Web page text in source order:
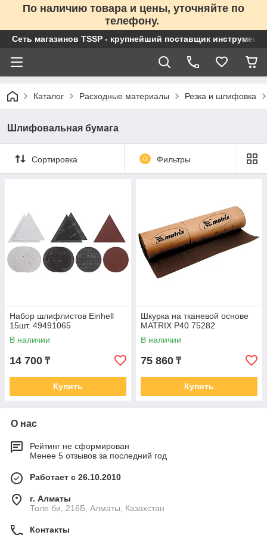
По наличию товара и цены, уточняйте по
телефону.
Сеть магазинов TSSP - крупнейший поставщик
Каталог Расходные материалы Резка и шлифовка
Шлифовальная бумага
Сортировка 0 Фильтры
Набор шлифлистов Einhell
15шт. 49491065
В наличии
14 700 ₸
Купить
Шкурка на тканевой основе
MATRIX P40 75282
В наличии
75 860 ₸
Купить
О нас
Рейтинг не сформирован
Менее 5 отзывов за последний год
Работает с 26.10.2010
г. Алматы
Толе би, 216Б, Алматы, Казахстан
Контакты